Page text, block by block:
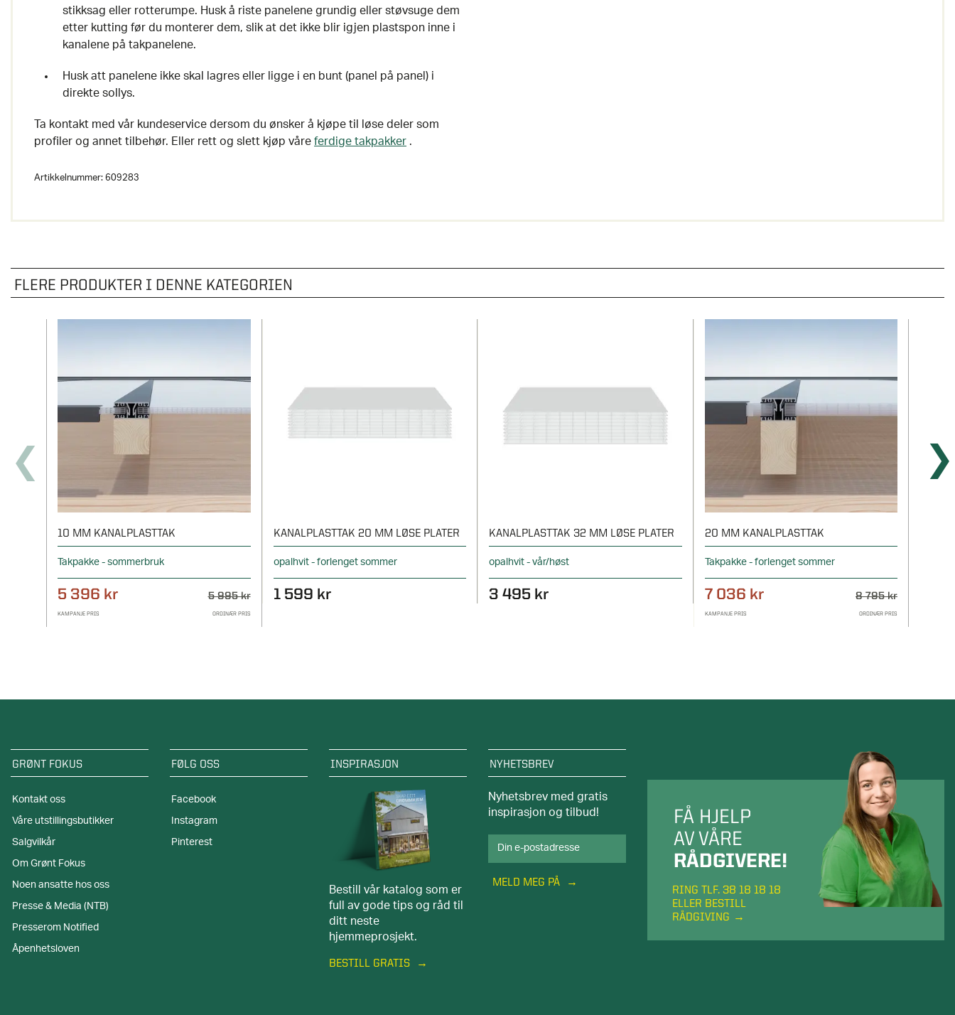
stikksag eller rotterumpe. Husk å riste panelene grundig eller støvsuge dem
etter kutting før du monterer dem, slik at det ikke blir igjen plastspon inne i
kanalene på takpanelene.
Husk att panelene ikke skal lagres eller ligge i en bunt (panel på panel) i
direkte sollys.
Ta kontakt med vår kundeservice dersom du ønsker å kjøpe til løse deler som
profiler og annet tilbehør. Eller rett og slett kjøp våre ferdige takpakker .
Artikkelnummer: 609283
FLERE PRODUKTER I DENNE KATEGORIEN
10 MM KANALPLASTTAK
Takpakke - sommerbruk
5 396 kr 5 995 kr
KAMPANJE PRIS ORDINÆR PRIS
KANALPLASTTAK 20 MM LØSE PLATER
opalhvit - forlenget sommer
1 599 kr
KANALPLASTTAK 32 MM LØSE PLATER
opalhvit - vår/høst
3 495 kr
20 MM KANALPLASTTAK
Takpakke - forlenget sommer
7 036 kr 8 795 kr
KAMPANJE PRIS ORDINÆR PRIS
GRØNT FOKUS
Kontakt oss
Våre utstillingsbutikker
Salgvilkår
Om Grønt Fokus
Noen ansatte hos oss
Presse & Media (NTB)
Presserom Notified
Åpenhetsloven
FØLG OSS
Facebook
Instagram
Pinterest
INSPIRASJON
Bestill vår katalog som er
full av gode tips og råd til
ditt neste
hjemmeprosjekt.
BESTILL GRATIS
NYHETSBREV
Nyhetsbrev med gratis
inspirasjon og tilbud!
MELD MEG PÅ
FÅ HJELP
AV VÅRE
RÅDGIVERE!
RING TLF. 38 18 18 18
ELLER BESTILL
RÅDGIVING